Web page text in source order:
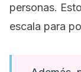
personas.
escala para